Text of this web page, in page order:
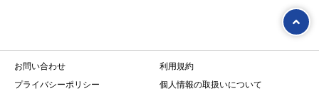
インからの会員登録承認のメールを受信した時から、
「かいけつＪサービス」の利用を開始することができ
る。
得した個人情報を第三者に提供することはありません。
お問い合わせ
利用規約
プライバシーポリシー
個人情報の取扱いについて